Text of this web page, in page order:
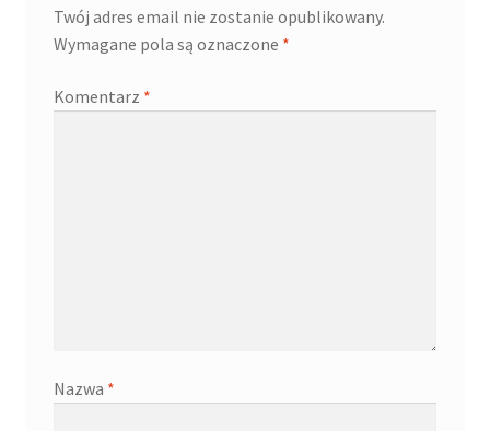
Twój adres email nie zostanie opublikowany.
Wymagane pola są oznaczone *
Komentarz *
Nazwa *